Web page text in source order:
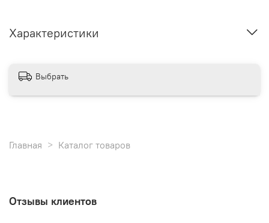
Характеристики
Выбрать
Главная Каталог товаров
Отзывы клиентов